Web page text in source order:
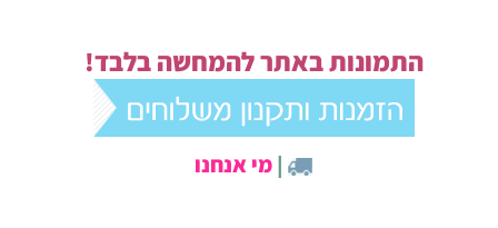
התמונות באתר להמחשה בלבד!
|מי אנחנו